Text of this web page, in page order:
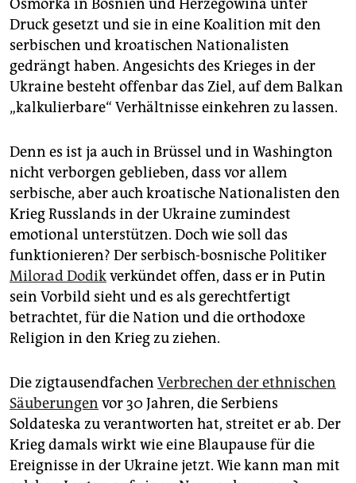
Osmorka in Bosnien und Herzegowina unter
Druck gesetzt und sie in eine Koalition mit den
serbischen und kroatischen Nationalisten
gedrängt haben. Angesichts des Krieges in der
Ukrai­ne besteht offenbar das Ziel, auf dem Balkan
„kalkulierbare“ Verhältnisse einkehren zu lassen.
Denn es ist ja auch in Brüssel und in Washington
nicht verborgen geblieben, dass vor allem
serbische, aber auch kroatische Nationalisten den
Krieg Russlands in der Ukraine zumindest
emotional unterstützen. Doch wie soll das
funktionieren? Der serbisch-bosnische Politiker
Milorad Dodikverkündet offen, dass er in Putin
sein Vorbild sieht und es als gerechtfertigt
betrachtet, für die Nation und die orthodoxe
Religion in den Krieg zu ziehen.
Die zigtausendfachen Verbrechen der ethnischen
Säuberungen vor 30 Jahren, die Serbiens
Soldateska zu verantworten hat, streitet er ab. Der
Krieg damals wirkt wie eine Blaupause für die
Ereignisse in der Ukraine jetzt. Wie kann man mit